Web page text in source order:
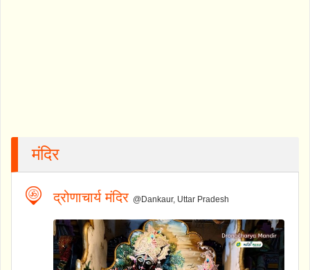
मंदिर
द्रोणाचार्य मंदिर @Dankaur, Uttar Pradesh